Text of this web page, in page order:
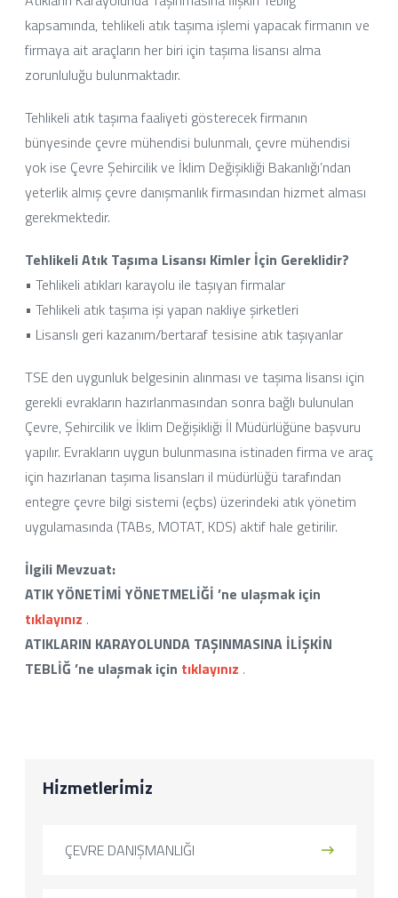
kapsamında, tehlikeli atık taşıma işlemi yapacak firmanın ve
firmaya ait araçların her biri için taşıma lisansı alma
zorunluluğu bulunmaktadır.
Tehlikeli atık taşıma faaliyeti gösterecek firmanın
bünyesinde çevre mühendisi bulunmalı, çevre mühendisi
yok ise Çevre Şehircilik ve İklim Değişikliği Bakanlığı’ndan
yeterlik almış çevre danışmanlık firmasından hizmet alması
gerekmektedir.
Tehlikeli Atık Taşıma Lisansı Kimler İçin Gereklidir?
• Tehlikeli atıkları karayolu ile taşıyan firmalar
• Tehlikeli atık taşıma işi yapan nakliye şirketleri
• Lisanslı geri kazanım/bertaraf tesisine atık taşıyanlar
TSE den uygunluk belgesinin alınması ve taşıma lisansı için
gerekli evrakların hazırlanmasından sonra bağlı bulunulan
Çevre, Şehircilik ve İklim Değişikliği İl Müdürlüğüne başvuru
yapılır. Evrakların uygun bulunmasına istinaden firma ve araç
için hazırlanan taşıma lisansları il müdürlüğü tarafından
entegre çevre bilgi sistemi (eçbs) üzerindeki atık yönetim
uygulamasında (TABs, MOTAT, KDS) aktif hale getirilir.
İlgili Mevzuat:
ATIK YÖNETİMİ YÖNETMELİĞİ ’ne ulaşmak için
tıklayınız .
ATIKLARIN KARAYOLUNDA TAŞINMASINA İLİŞKİN
TEBLİĞ ’ne ulaşmak için tıklayınız .
Hi̇zmetleri̇mi̇z
ÇEVRE DANIŞMANLIĞI